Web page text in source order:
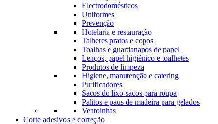
Electrodomésticos
Uniformes
Prevenção
Hotelaria e restauração
Talheres pratos e copos
Toalhas e guardanapos de papel
Lenços, papel higiénico e toalhetes
Produtos de limpeza
Higiene, manutenção e catering
Purificadores
Sacos do lixo-sacos para roupa
Palitos e paus de madeira para gelados
Ventoinhas
Corte adesivos e correção